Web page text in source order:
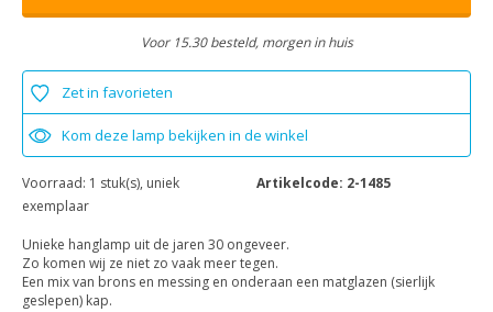
Voor 15.30 besteld, morgen in huis
Zet in favorieten
Kom deze lamp bekijken in de winkel
Voorraad: 1 stuk(s), uniek
exemplaar
Artikelcode: 2-1485
Unieke hanglamp uit de jaren 30 ongeveer.
Zo komen wij ze niet zo vaak meer tegen.
Een mix van brons en messing en onderaan een matglazen (sierlijk
geslepen) kap.